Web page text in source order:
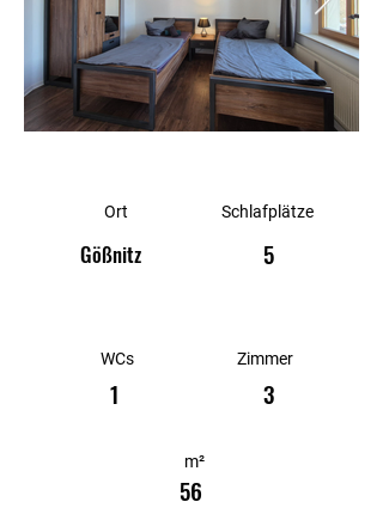
Ort
Gößnitz
WCs
1
Schlafplätze
5
Zimmer
3
m²
56